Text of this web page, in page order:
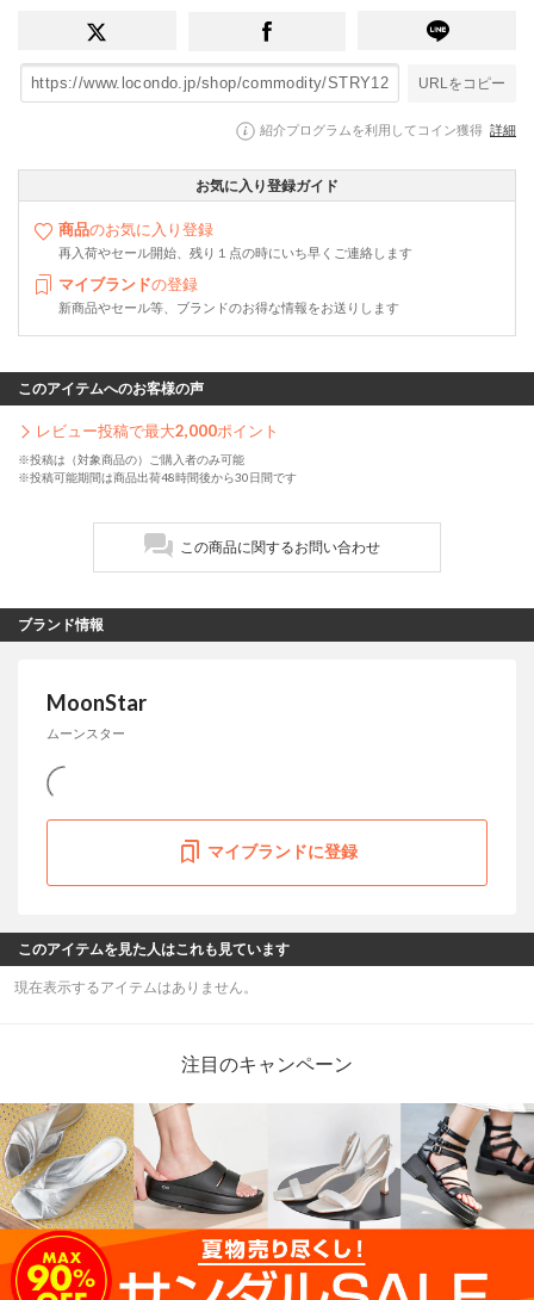
URLをコピー
紹介プログラムを利用してコイン獲得 詳細
お気に入り登録ガイド
商品のお気に入り登録
再入荷やセール開始、残り１点の時にいち早くご連絡します
マイブランドの登録
新商品やセール等、ブランドのお得な情報をお送りします
このアイテムへのお客様の声
レビュー投稿で最大2,000ポイント
※投稿は（対象商品の）ご購入者のみ可能
※投稿可能期間は商品出荷48時間後から30日間です
この商品に関するお問い合わせ
ブランド情報
MoonStar
ムーンスター
マイブランドに登録
このアイテムを見た人はこれも見ています
現在表示するアイテムはありません。
注目のキャンペーン